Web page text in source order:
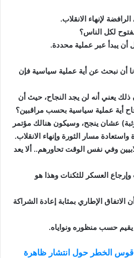
لإنهاء الانقلاب.
لكل الناس؟
أن يبدأ عبر عملية محددة.
أن نبحث عن أية عملية سياسية فإن
ذلك يعني أنه لن يجد النجاح، حيث أن
أية عملية سياسية بحسب مراقبين؟
عشان ينجح، وسيكون هنالك مؤتمر
مسار الثورة وإنهاء الانقلاب.
وفي نفس الوقت تحاورهم.. ألا يعد
وإرجاع العسكر للثكنات وهذا هو
الإطاري بمثابة إعادة الشراكة
حسب منظوره ونواياه.
الخطر حول انتشار ظاهرة